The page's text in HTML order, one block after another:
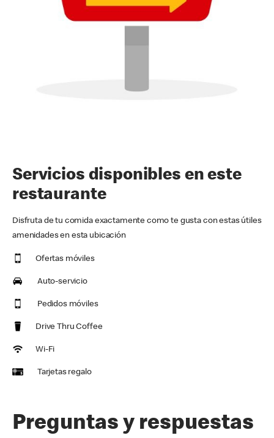
Servicios disponibles en este
restaurante
Disfruta de tu comida exactamente como te gusta con estas útiles
amenidades en esta ubicación
Ofertas móviles
Auto-servicio
Pedidos móviles
Drive Thru Coffee
Wi-Fi
Tarjetas regalo
Preguntas y respuestas